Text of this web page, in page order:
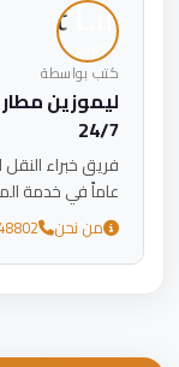
كتب بواسطة
ليموزين
24/7
عاماً في خدمة
من نحن